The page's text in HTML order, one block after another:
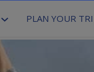
PLAN YOUR